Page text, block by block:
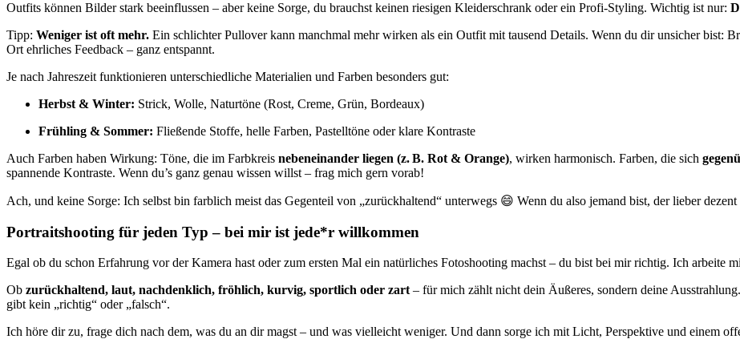
Outfits können Bilder stark beeinflussen – aber keine Sorge, du brauchst keinen riesigen Kleiderschrank oder ein Profi-Styling. Wichtig ist nur:
Tipp: Weniger ist oft mehr. Ein schlichter Pullover kann manchmal mehr wirken als ein Outfit mit tausend Details. Wenn du dir unsicher bist:
Ort ehrliches Feedback – ganz entspannt.
Je nach Jahreszeit funktionieren unterschiedliche Materialien und Farben besonders gut:
Herbst & Winter: Strick, Wolle, Naturtöne (Rost, Creme, Grün, Bordeaux)
Frühling & Sommer: Fließende Stoffe, helle Farben, Pastelltöne oder klare Kontraste
Auch Farben haben Wirkung: Töne, die im Farbkreis nebeneinander liegen (z. B. Rot & Orange), wirken harmonisch. Farben, die sich
spannende Kontraste. Wenn du’s ganz genau wissen willst – frag mich gern vorab!
Ach, und keine Sorge: Ich selbst bin farblich meist das Gegenteil von „zurückhaltend“ unterwegs 😄 Wenn du also jemand bist, der lieber
Portraitshooting für jeden Typ – bei mir ist jede*r willkommen
Egal ob du schon Erfahrung vor der Kamera hast oder zum ersten Mal ein natürliches Fotoshooting machst – du bist bei mir richtig. Ich arbeite
Ob zurückhaltend, laut, nachdenklich, fröhlich, kurvig, sportlich oder zart– für mich zählt nicht dein Äußeres, sondern deine
gibt kein „richtig“ oder „falsch“.
Ich höre dir zu, frage dich nach dem, was du an dir magst – und was vielleicht weniger. Und dann sorge ich mit Licht, Perspektive und einem